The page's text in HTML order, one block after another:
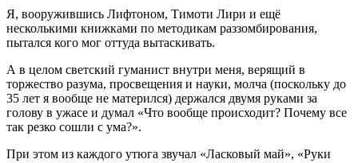
Я, вооружившись Лифтоном, Тимоти Лири и ещё
несколькими книжками по методикам раззомбирования,
пытался кого мог оттуда вытаскивать.
А в целом светский гуманист внутри меня, верящий в
торжество разума, просвещения и науки, молча (поскольку до
35 лет я вообще не матерился) держался двумя руками за
голову в ужасе и думал «Что вообще происходит? Почему все
так резко сошли с ума?».
При этом из каждого утюга звучал «Ласковый май», «Руки